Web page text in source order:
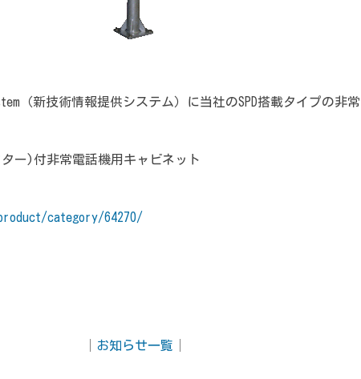
（新技術情報提供システム）に当社のSPD搭載タイプの非
ター)付非常電話機用キャビネット
category/64270/
お知らせ一覧